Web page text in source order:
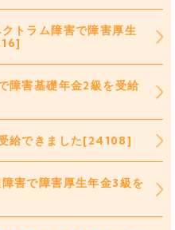
トラム障害で障害厚生
障害基礎年金2級を受給
給できました[24108]
害で障害厚生年金3級を